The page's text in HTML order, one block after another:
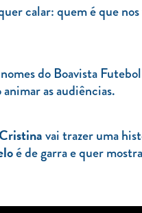
calar: quem é que
do Boavista
as audiências.
vai trazer uma
é de garra e quer